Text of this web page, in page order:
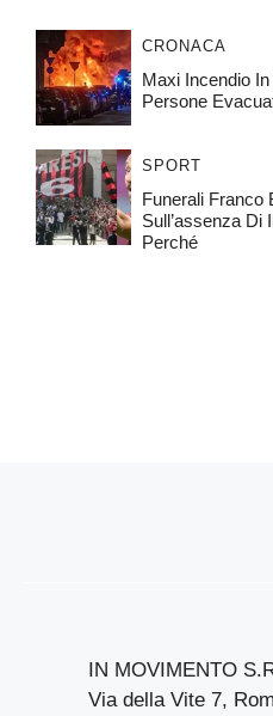
CRONACA
Maxi Incendio
Persone
SPORT
Funerali Franco
Sull’assenza Di
Perché
IN MOVIMENTO
Via della Vite 7,